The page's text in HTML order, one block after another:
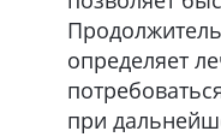
определяет
при